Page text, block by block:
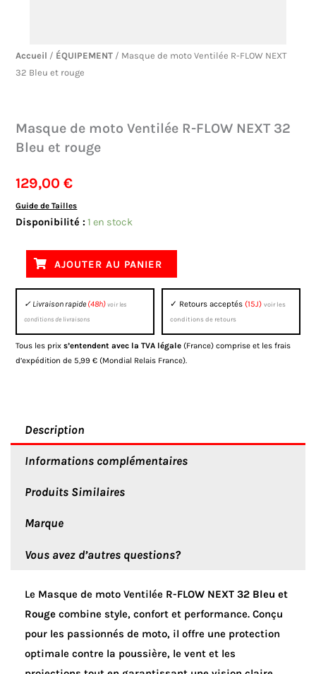
Accueil / ÉQUIPEMENT / Masque de moto Ventilée R-FLOW NEXT
32 Bleu et rouge
Masque de moto Ventilée R-FLOW NEXT 32
Bleu et rouge
129,00€
Guide de Tailles
Disponibilité : 1 en stock
quantité
Masque
de
Ventilée
R-
FLOW
AJOUTER AU PANIER
✓ Livraison rapide (48h)voir les
conditions de livraisons
✓ Retours acceptés (15J) voir les
conditions de retours
Tous les prixs’entendent avec la TVA légale (France) comprise et les frais
d’expédition de 5,99 € (Mondial Relais France).
Description
Informations complémentaires
Produits Similaires
Marque
Vous avez d’autres questions?
Le Masque de moto Ventilée R-FLOW NEXT 32 Bleu et
Rouge combine style, confort et performance. Conçu
pour les passionnés de moto, il offre une protection
optimale contre la poussière, le vent et les